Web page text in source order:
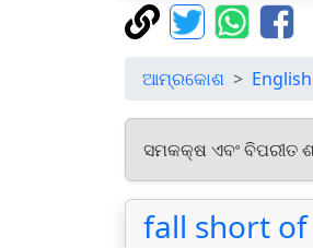
ଆମ୍ରକୋଶ English
ସମକକ୍ଷ ଏବଂ ବିପରୀତ
fall short of